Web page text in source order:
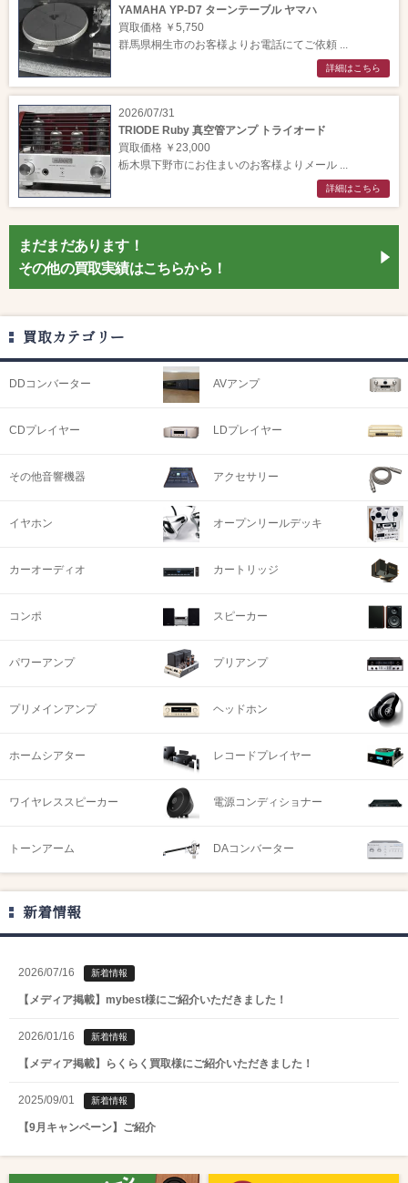
YAMAHA YP-D7 ターンテーブル ヤマハ
買取価格 ￥5,750
群馬県桐生市のお客様よりお電話にてご依頼 ...
詳細はこちら
2026/07/31
TRIODE Ruby 真空管アンプ トライオード
買取価格 ￥23,000
栃木県下野市にお住まいのお客様よりメール ...
詳細はこちら
まだまだあります！
その他の買取実績はこちらから！
買取カテゴリー
DDコンバーター AVアンプ
CDプレイヤー LDプレイヤー
その他音響機器 アクセサリー
イヤホン オープンリールデッキ
カーオーディオ カートリッジ
コンポ スピーカー
パワーアンプ プリアンプ
プリメインアンプ ヘッドホン
ホームシアター レコードプレイヤー
ワイヤレススピーカー 電源コンディショナー
トーンアーム DAコンバーター
新着情報
2026/07/16 新着情報
【メディア掲載】mybest様にご紹介いただきました！
2026/01/16 新着情報
【メディア掲載】らくらく買取様にご紹介いただきました！
2025/09/01 新着情報
【9月キャンペーン】ご紹介